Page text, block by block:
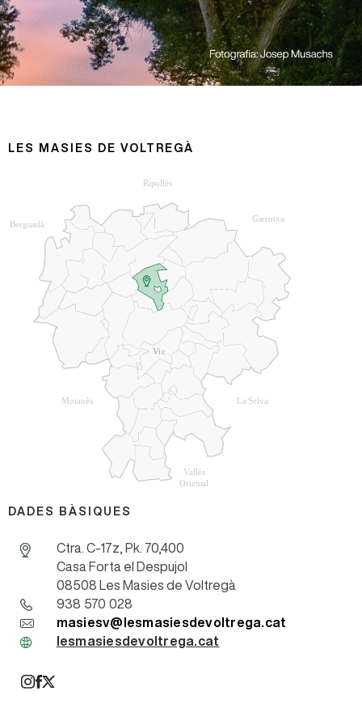
LES MASIES DE VOLTREGÀ
DADES BÀSIQUES
Ctra. C-17z, Pk. 70,400
Casa Forta el Despujol
08508 Les Masies de Voltregà
938 570 028
masiesv@lesmasiesdevoltrega.cat
lesmasiesdevoltrega.cat